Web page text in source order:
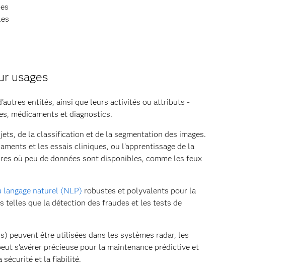
usages
entités, ainsi que leurs activités ou attributs -
médicaments et diagnostics.
de la classification et de la segmentation des images.
et les essais cliniques, ou l'apprentissage de la
où peu de données sont disponibles, comme les feux
naturel (NLP) robustes et polyvalents pour la
telles que la détection des fraudes et les tests de
peuvent être utilisées dans les systèmes radar, les
s'avérer précieuse pour la maintenance prédictive et
sécurité et la fiabilité.